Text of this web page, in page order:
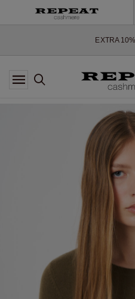
ZACHTE NIEUWE STIJLEN EN
*UITZONDERINGEN
ZACHTE NIEUWE STIJLEN EN
EXTRA